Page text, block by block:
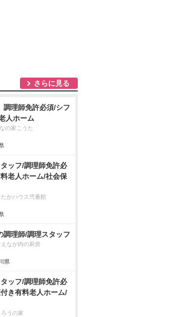
さらに見る
調理師免許必須/シフ
人ホーム
の家こうた
ッフ/調理師免許必
老人ホーム/社会保
かハウス弐番館
調理師/調理スタッフ
なが内の厨房
県
ッフ/調理師免許必
き有料老人ホーム/
うの家